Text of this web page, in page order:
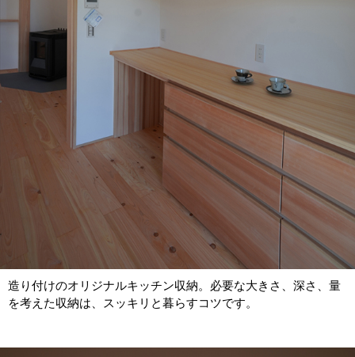
造り付けのオリジナルキッチン収納。必要な大きさ、深さ、量
を考えた収納は、スッキリと暮らすコツです。